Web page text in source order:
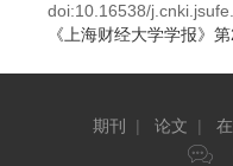
doi:10.16538/
《上海财经大学学报》
期刊 | 论文 |